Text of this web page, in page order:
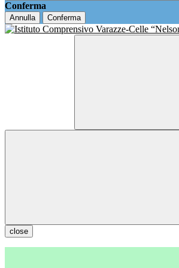
Conferma
Annulla Conferma
close